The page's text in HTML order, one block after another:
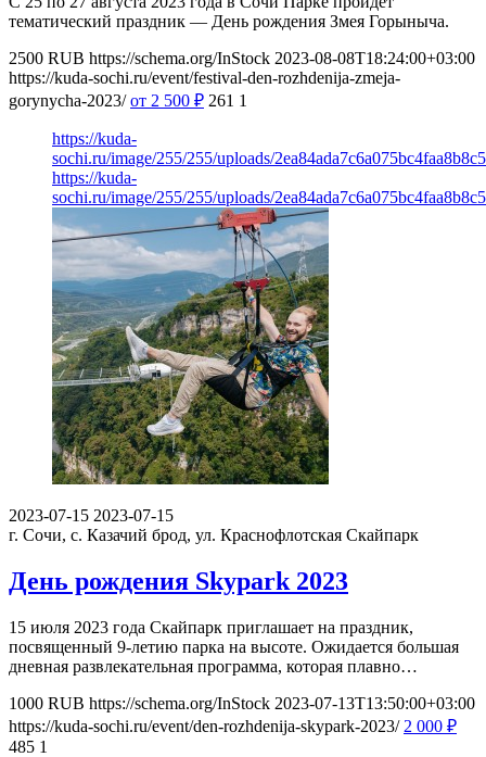
тематический праздник — День рождения Змея Горыныча.
2500 RUB https://schema.org/InStock 2023-08-08T18:24:00+03:00
https://kuda-sochi.ru/event/festival-den-rozhdenija-zmeja-
gorynycha-2023/ от 2 500 ₽ 261 1
https://kuda-
sochi.ru/image/255/255/uploads/
https://kuda-
sochi.ru/image/255/255/uploads/
2023-07-15 2023-07-15
г. Сочи, с. Казачий брод, ул. Краснофлотская Скайпарк
День рождения Skypark 2023
15 июля 2023 года Скайпарк приглашает на праздник,
посвященный 9-летию парка на высоте. Ожидается большая
дневная развлекательная программа, которая плавно…
1000 RUB https://schema.org/InStock 2023-07-13T13:50:00+03:00
https://kuda-sochi.ru/event/den-rozhdenija-skypark-2023/ 2 000 ₽
485 1